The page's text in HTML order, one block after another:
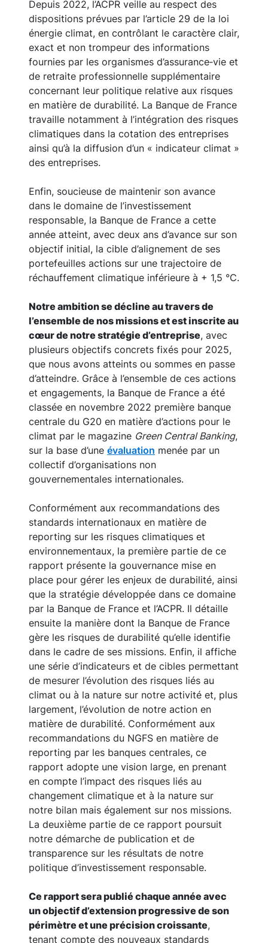
Depuis 2022, l’ACPR veille au respect des
dispositions prévues par l’article 29 de la loi
énergie climat, en contrôlant le caractère clair,
exact et non trompeur des informations
fournies par les organismes d’assurance‑vie et
de retraite professionnelle supplémentaire
concernant leur politique relative aux risques
en matière de durabilité. La Banque de France
travaille notamment à l’intégration des risques
climatiques dans la cotation des entreprises
ainsi qu’à la diffusion d’un « indicateur climat »
des entreprises.
Enfin, soucieuse de maintenir son avance
dans le domaine de l’investissement
responsable, la Banque de France a cette
année atteint, avec deux ans d’avance sur son
objectif initial, la cible d’alignement de ses
portefeuilles actions sur une trajectoire de
réchauffement climatique inférieure à + 1,5 °C.
Notre ambition se décline au travers de
l’ensemble de nos missions et est inscrite au
cœur de notre stratégie d’entreprise, avec
plusieurs objectifs concrets fixés pour 2025,
que nous avons atteints ou sommes en passe
d’atteindre. Grâce à l’ensemble de ces actions
et engagements, la Banque de France a été
classée en novembre 2022 première banque
centrale du G20 en matière d’actions pour le
climat par le magazine Green Central Banking,
sur la base d’une évaluation menée par un
collectif d’organisations non
gouvernementales internationales.
Conformément aux recommandations des
standards internationaux en matière de
reporting sur les risques climatiques et
environnementaux, la première partie de ce
rapport présente la gouvernance mise en
place pour gérer les enjeux de durabilité, ainsi
que la stratégie développée dans ce domaine
par la Banque de France et l’ACPR. Il détaille
ensuite la manière dont la Banque de France
gère les risques de durabilité qu’elle identifie
dans le cadre de ses missions. Enfin, il affiche
une série d’indicateurs et de cibles permettant
de mesurer l’évolution des risques liés au
climat ou à la nature sur notre activité et, plus
largement, l’évolution de notre action en
matière de durabilité. Conformément aux
recommandations du NGFS en matière de
reporting par les banques centrales, ce
rapport adopte une vision large, en prenant
en compte l’impact des risques liés au
changement climatique et à la nature sur
notre bilan mais également sur nos missions.
La deuxième partie de ce rapport poursuit
notre démarche de publication et de
transparence sur les résultats de notre
politique d’investissement responsable.
Ce rapport sera publié chaque année avec
un objectif d’extension progressive de son
périmètre et une précision croissante,
tenant compte des nouveaux standards